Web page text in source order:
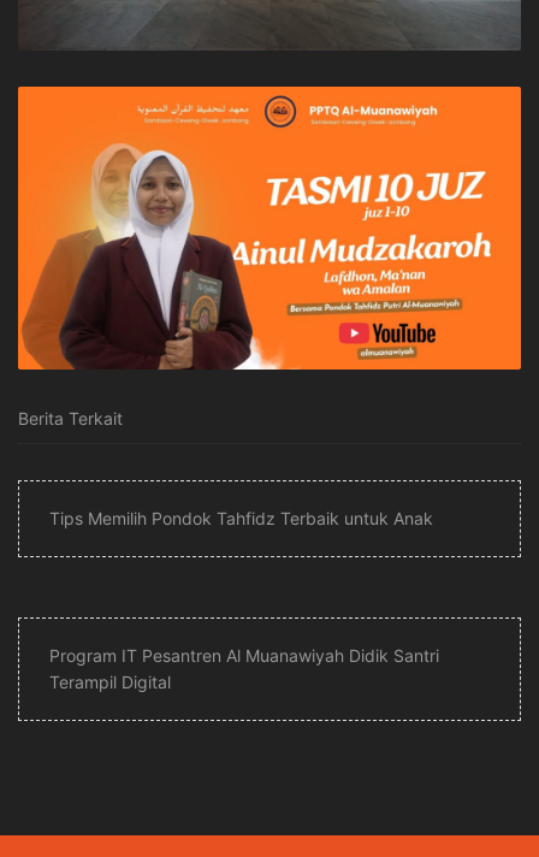
Berita Terkait
Tips Memilih Pondok Tahfidz Terbaik untuk Anak
Program IT Pesantren Al Muanawiyah Didik Santri
Terampil Digital